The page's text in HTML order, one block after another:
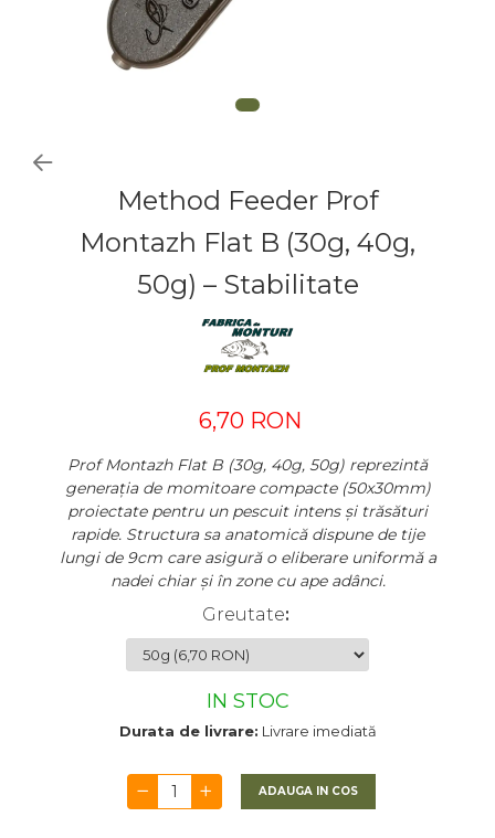
Method Feeder Prof
Montazh Flat B (30g, 40g,
50g) – Stabilitate
6,70 RON
Prof Montazh Flat B (30g, 40g, 50g) reprezintă
generația de momitoare compacte (50x30mm)
proiectate pentru un pescuit intens și trăsături
rapide. Structura sa anatomică dispune de tije
lungi de 9cm care asigură o eliberare uniformă a
nadei chiar și în zone cu ape adânci.
Greutate:
IN STOC
Durata de livrare: Livrare imediată
ADAUGA IN COS